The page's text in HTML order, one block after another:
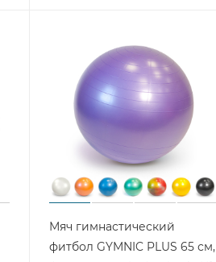
Мяч гимнастический
фитбол GYMNIC PLUS 65 см,